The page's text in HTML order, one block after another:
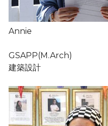
Annie
GSAPP(M.Arch)
建築設計